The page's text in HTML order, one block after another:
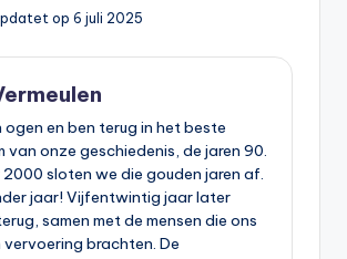
op 6 juli 2025
ogen en ben terug in het beste
van onze geschiedenis, de jaren 90.
sloten we die gouden jaren af.
jaar! Vijfentwintig jaar later
samen met de mensen die ons
vervoering brachten. De